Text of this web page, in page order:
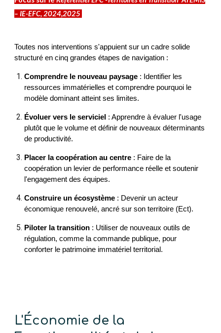
– IE-EFC, 2024,2025
Toutes nos interventions s'appuient sur un cadre solide
structuré en cinq grandes étapes de navigation :
Comprendre le nouveau paysage : Identifier les
ressources immatérielles et comprendre pourquoi le
modèle dominant atteint ses limites.
Évoluer vers le serviciel : Apprendre à évaluer l'usage
plutôt que le volume et définir de nouveaux déterminants
de productivité.
Placer la coopération au centre : Faire de la
coopération un levier de performance réelle et soutenir
l'engagement des équipes.
Construire un écosystème : Devenir un acteur
économique renouvelé, ancré sur son territoire (Ect).
Piloter la transition : Utiliser de nouveaux outils de
régulation, comme la commande publique, pour
conforter le patrimoine immatériel territorial.
L'Économie de la